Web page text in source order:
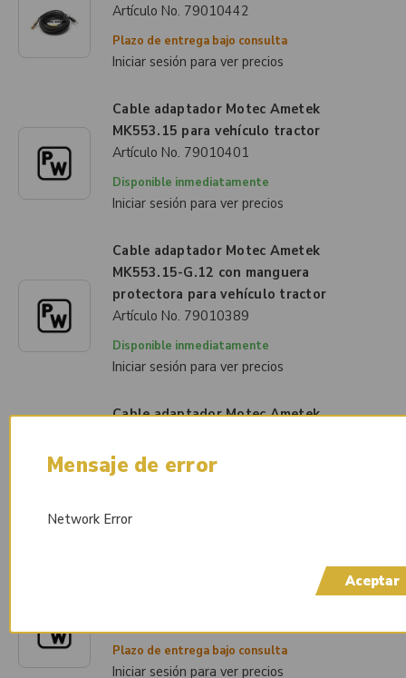
Artículo No. 79010442
Plazo de entrega bajo consulta
Iniciar sesión para ver precios
Cable adaptador Motec Ametek
MK553.15 para vehículo tractor
Artículo No. 79010401
Disponible inmediatamente
Iniciar sesión para ver precios
Cable adaptador Motec Ametek
MK553.15-G.12 con manguera
protectora para vehículo tractor
Artículo No. 79010389
Disponible inmediatamente
Iniciar sesión para ver precios
Cable adaptador Motec Ametek
protectora para vehículo tractor
Artículo No.
Iniciar sesión para ver precios
Plazo de entrega bajo consulta
Iniciar sesión para ver precios
Mensaje de error
Network Error
Aceptar